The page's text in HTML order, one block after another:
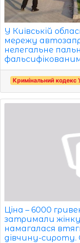
У Київській
мережу
нелегальне
Кримінальний кодекс
Ціна – 6000
затримали
намагалася
дівчину-